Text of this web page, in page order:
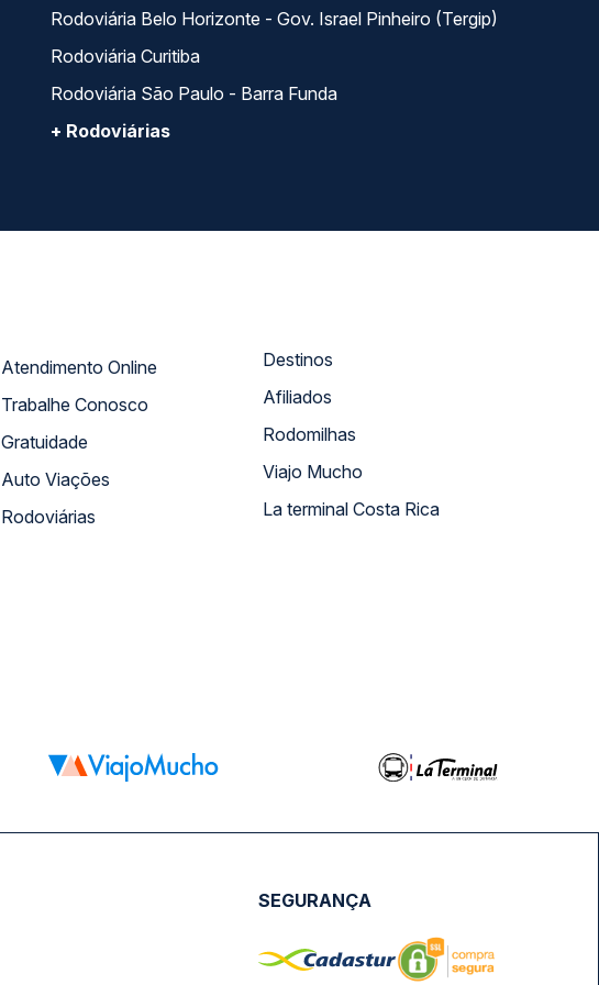
Rodoviária Belo Horizonte - Gov. Israel Pinheiro (Tergip)
Rodoviária Curitiba
Rodoviária São Paulo - Barra Funda
+ Rodoviárias
Atendimento Online
Trabalhe Conosco
Gratuidade
Auto Viações
Rodoviárias
Destinos
Afiliados
Rodomilhas
Viajo Mucho
La terminal Costa Rica
SEGURANÇA